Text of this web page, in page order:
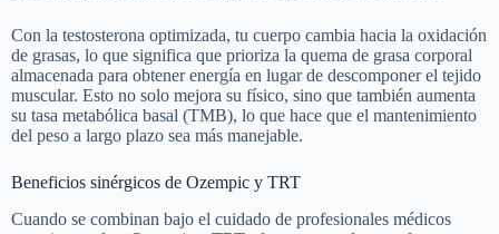
Con la testosterona optimizada, tu cuerpo cambia hacia la oxidación
de grasas, lo que significa que prioriza la quema de grasa corporal
almacenada para obtener energía en lugar de descomponer el tejido
muscular. Esto no solo mejora su físico, sino que también aumenta
su tasa metabólica basal (TMB), lo que hace que el mantenimiento
del peso a largo plazo sea más manejable.
Beneficios sinérgicos de Ozempic y TRT
Cuando se combinan bajo el cuidado de profesionales médicos